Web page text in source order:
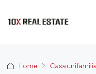
Home Casa